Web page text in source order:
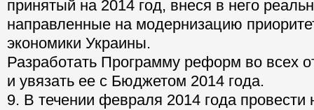
принятый на 2014 год, внеся в него
направленные на модернизацию
экономики Украины.
Разработать Программу реформ во всех
и увязать ее с Бюджетом 2014 года.
9. В течении февраля 2014 года